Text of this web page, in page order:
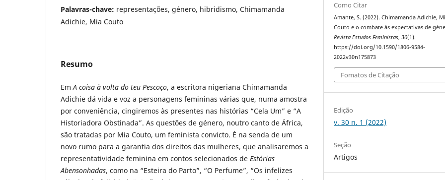
Palavras-chave: representações, género, hibridismo, Chimamanda
Adichie, Mia Couto
Resumo
EmA coisa à volta do teu Pescoço, a escritora nigeriana Chimamanda
Adichie dá vida e voz a personagens femininas várias que, numa amostra
por conveniência, cingiremos às presentes nas histórias “Cela Um” e “A
Historiadora Obstinada”. As questões de género, noutro canto de África,
são tratadas por Mia Couto, um feminista convicto. É na senda de um
novo rumo para a garantia dos direitos das mulheres, que analisaremos a
representatividade feminina em contos selecionados de Estórias
Abensonhadas, como na “Esteira do Parto”, “O Perfume”, “Os infelizes
Como Citar
Amante, S. (2022). Chimamanda Adichie,
Couto e o combate às expectativas de
Revista Estudos Feministas,30(1).
https://doi.org/10.1590/1806-9584-
2022v30n175873
Fomatos de Citação
Edição
v. 30 n. 1 (2022)
Seção
Artigos